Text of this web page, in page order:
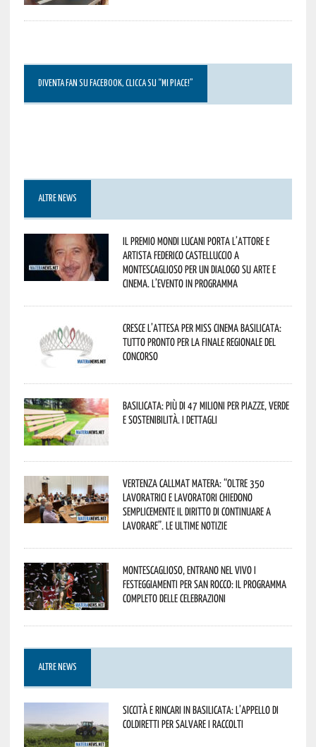
DIVENTA FAN SU FACEBOOK, CLICCA SU “MI PIACE!”
ALTRE NEWS
Il Premio Mondi Lucani porta l’attore e
artista Federico Castelluccio a
Montescaglioso per un dialogo su arte e
cinema. L’evento in programma
Cresce l’attesa per Miss Cinema Basilicata:
tutto pronto per la finale regionale del
concorso
Basilicata: più di 47 milioni per piazze, verde
e sostenibilità. I dettagli
Vertenza CallMat Matera: “Oltre 350
lavoratrici e lavoratori chiedono
semplicemente il diritto di continuare a
lavorare”. Le ultime notizie
Montescaglioso, entrano nel vivo i
festeggiamenti per San Rocco: il programma
completo delle celebrazioni
ALTRE NEWS
Siccità e rincari in Basilicata: l’appello di
Coldiretti per salvare i raccolti